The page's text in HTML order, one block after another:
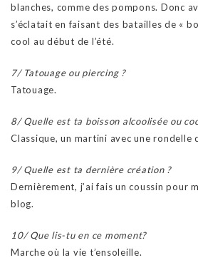
blanches, comme des pompons. Donc
s’éclatait en faisant des batailles de «
cool au début de l’été.
7/ Tatouage ou piercing ?
Tatouage.
8/ Quelle est ta boisson alcoolisée ou
Classique, un martini avec une rondelle
9/ Quelle est ta dernière création ?
Dernièrement, j’ai fais un coussin pour
blog.
10/ Que lis-tu en ce moment?
Marche où la vie t’ensoleille.